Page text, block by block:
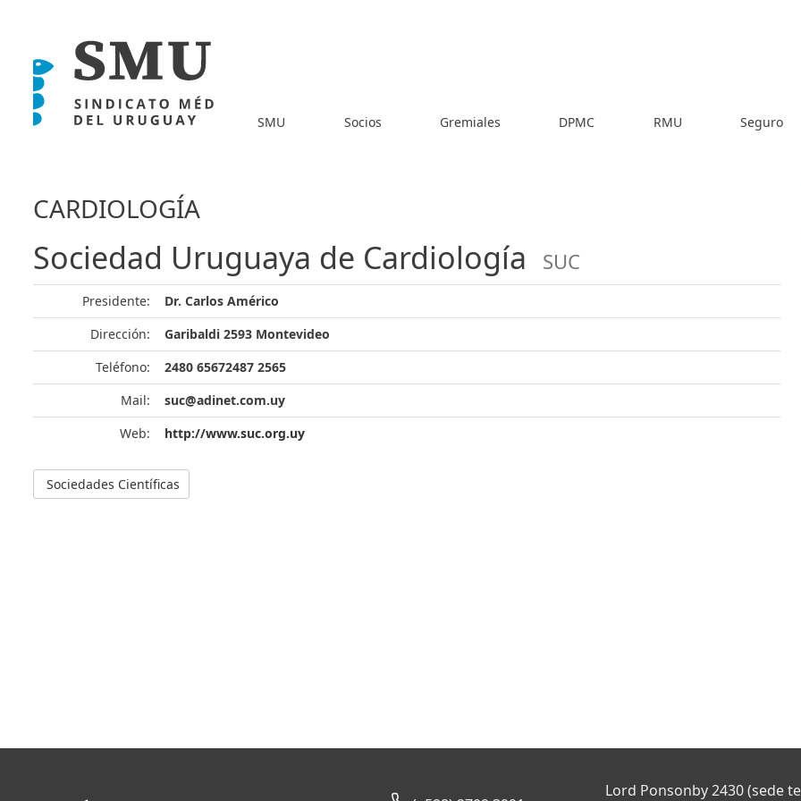
SMU Socios Gremiales DPMC RMU Seguro
CARDIOLOGÍA
Sociedad Uruguaya de Cardiología SUC
Presidente:
Dr. Carlos Américo
Dirección:
Garibaldi 2593 Montevideo
Teléfono:
2480 65672487 2565
Mail:
suc@adinet.com.uy
Web:
http://www.suc.org.uy
Sociedades Científicas
Lord Ponsonby 2430 (sede